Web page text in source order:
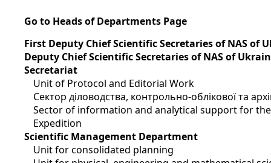
Go to Heads of Departments Page
First Deputy Chief Scientific Secretaries of NAS of
Deputy Chief Scientific Secretaries of NAS of
Secretariat
Unit of Protocol and Editorial Work
Сектор діловодства, контрольно-облікової та
Sector of information and analytical support for
Expedition
Scientific Management Department
Unit for consolidated planning